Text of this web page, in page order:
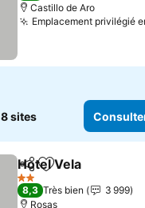
Castillo de Aro
Emplacement privilégié
8 sites
PartagerAjouter à mes
Hotel Vela
2 Étoiles
8,3 Très bien
3 999
Rosas